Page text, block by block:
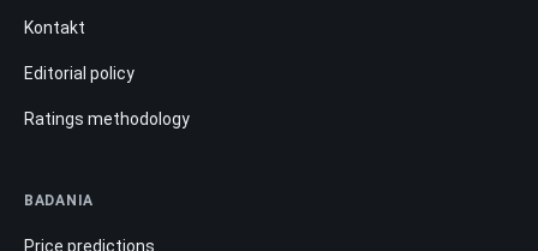
Kontakt
Editorial policy
Ratings methodology
BADANIA
Price predictions